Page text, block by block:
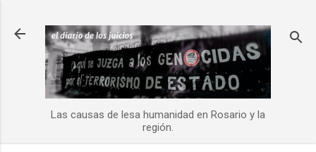
Las causas de lesa humanidad en Rosario y la
región.